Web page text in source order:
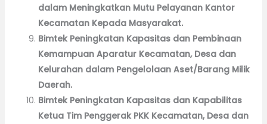
dalam Meningkatkan Mutu Pelayanan Kantor
Kecamatan Kepada Masyarakat.
Bimtek Peningkatan Kapasitas dan Pembinaan
Kemampuan Aparatur Kecamatan, Desa dan
Kelurahan dalam Pengelolaan Aset/Barang Milik
Daerah.
Bimtek Peningkatan Kapasitas dan Kapabilitas
Ketua Tim Penggerak PKK Kecamatan, Desa dan